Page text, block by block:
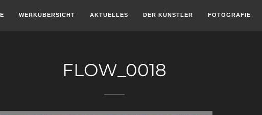
WERKÜBERSICHT AKTUELLES DER KÜNSTLER FOTOGRAFIE
FLOW_0018